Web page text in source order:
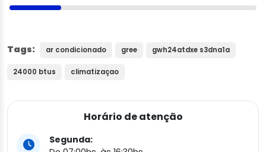
Tags: ar condicionado gree gwh24atdxe s3dna1a
24000 btus climatizaçao
Horário de atenção
Segunda: